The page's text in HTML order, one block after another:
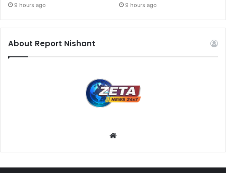
9 hours ago 9 hours ago
About Report Nishant